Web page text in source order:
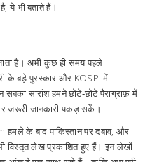
ये भी बताते हैं।
है। अभी कुछ ही समय पहले
के बड़े पुरस्कार और KOSPI में
सारांश हमने छोटे‑छोटे पैराग्राफ़ में
जरूरी जानकारी पकड़ सकें।
हमले के बाद पाकिस्तान पर दबाव, और
विस्तृत लेख प्रकाशित हुए हैं। इन लेखों